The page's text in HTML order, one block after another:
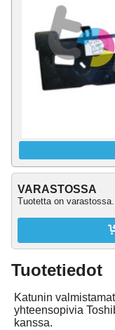
VARASTOSSA
Tuotetta on varastossa.
Tuotetiedot
Katunin
yhteensopivia
kanssa.